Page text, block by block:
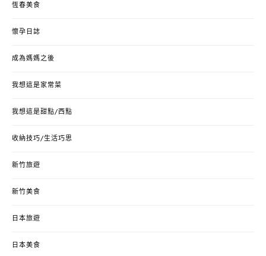
恆春美食
懷孕日誌
成為媽媽之後
我想這是家常菜
我想這是甜點/西點
收納技巧/生活巧思
新竹旅遊
新竹美食
日本旅遊
日本美食